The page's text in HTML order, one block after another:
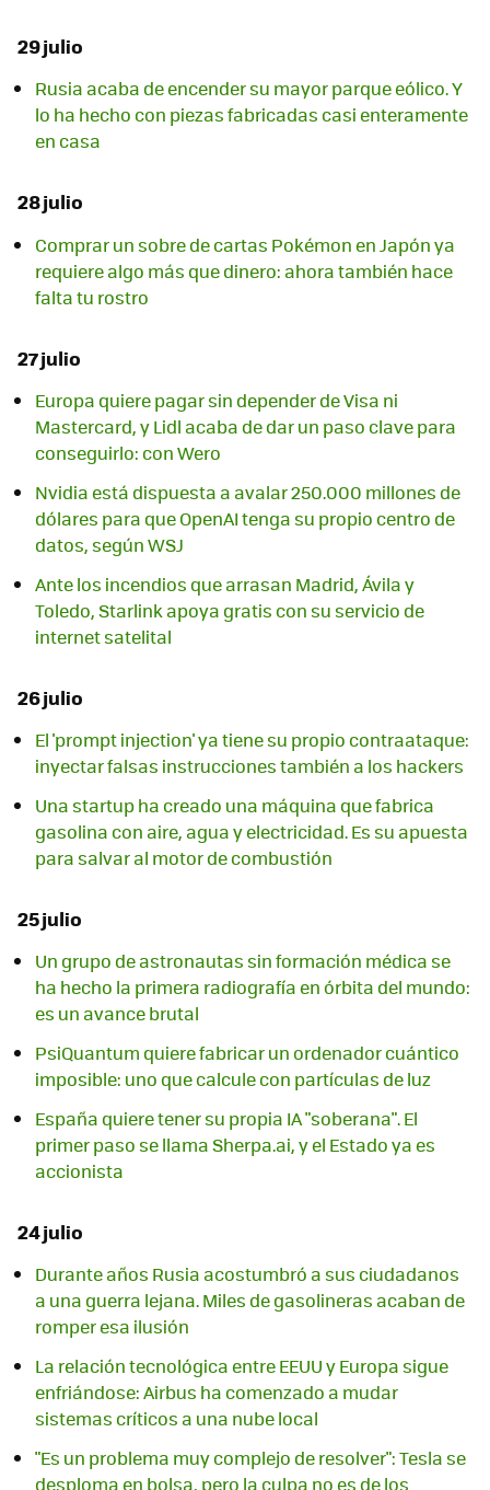
29 julio
Rusia acaba de encender su mayor parque eólico. Y
lo ha hecho con piezas fabricadas casi enteramente
en casa
28 julio
Comprar un sobre de cartas Pokémon en Japón ya
requiere algo más que dinero: ahora también hace
falta tu rostro
27 julio
Europa quiere pagar sin depender de Visa ni
Mastercard, y Lidl acaba de dar un paso clave para
conseguirlo: con Wero
Nvidia está dispuesta a avalar 250.000 millones de
dólares para que OpenAI tenga su propio centro de
datos, según WSJ
Ante los incendios que arrasan Madrid, Ávila y
Toledo, Starlink apoya gratis con su servicio de
internet satelital
26 julio
El 'prompt injection' ya tiene su propio contraataque:
inyectar falsas instrucciones también a los hackers
Una startup ha creado una máquina que fabrica
gasolina con aire, agua y electricidad. Es su apuesta
para salvar al motor de combustión
25 julio
Un grupo de astronautas sin formación médica se
ha hecho la primera radiografía en órbita del mundo:
es un avance brutal
PsiQuantum quiere fabricar un ordenador cuántico
imposible: uno que calcule con partículas de luz
España quiere tener su propia IA "soberana". El
primer paso se llama Sherpa.ai, y el Estado ya es
accionista
24 julio
Durante años Rusia acostumbró a sus ciudadanos
a una guerra lejana. Miles de gasolineras acaban de
romper esa ilusión
La relación tecnológica entre EEUU y Europa sigue
enfriándose: Airbus ha comenzado a mudar
sistemas críticos a una nube local
"Es un problema muy complejo de resolver": Tesla se
desploma en bolsa, pero la culpa no es de los